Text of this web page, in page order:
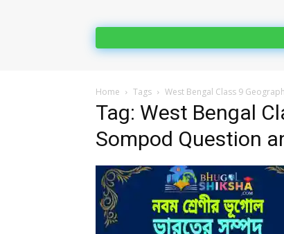
Home Tags West Bengal Class 9
Tag: West Bengal
Sompod Question